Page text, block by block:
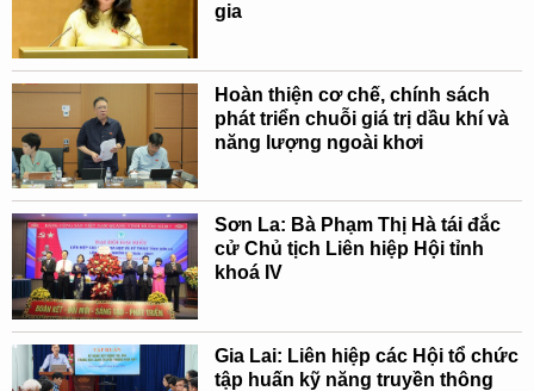
gia
Hoàn thiện cơ chế, chính sách
phát triển chuỗi giá trị dầu khí và
năng lượng ngoài khơi
Sơn La: Bà Phạm Thị Hà tái đắc
cử Chủ tịch Liên hiệp Hội tỉnh
khoá IV
Gia Lai: Liên hiệp các Hội tổ chức
tập huấn kỹ năng truyền thông